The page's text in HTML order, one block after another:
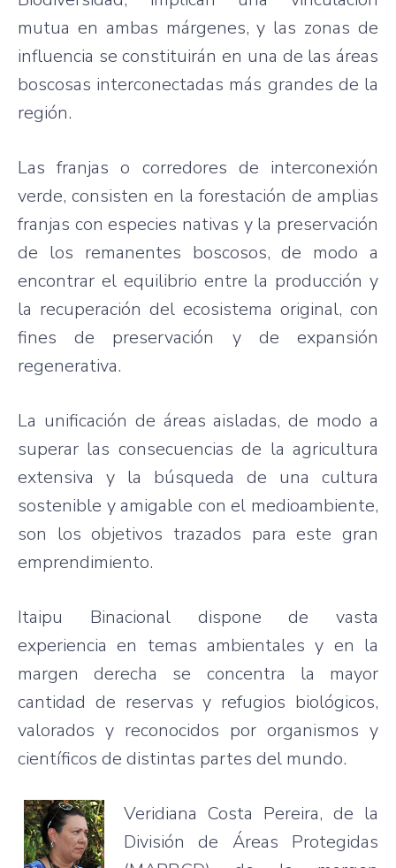
mutua en ambas márgenes, y las zonas de
influencia se constituirán en una de las áreas
boscosas interconectadas más grandes de la
región.
Las franjas o corredores de interconexión
verde, consisten en la forestación de amplias
franjas con especies nativas y la preservación
de los remanentes boscosos, de modo a
encontrar el equilibrio entre la producción y
la recuperación del ecosistema original, con
fines de preservación y de expansión
regenerativa.
La unificación de áreas aisladas, de modo a
superar las consecuencias de la agricultura
extensiva y la búsqueda de una cultura
sostenible y amigable con el medioambiente,
son los objetivos trazados para este gran
emprendimiento.
Itaipu Binacional dispone de vasta
experiencia en temas ambientales y en la
margen derecha se concentra la mayor
cantidad de reservas y refugios biológicos,
valorados y reconocidos por organismos y
científicos de distintas partes del mundo.
Veridiana Costa Pereira, de la
División de Áreas Protegidas